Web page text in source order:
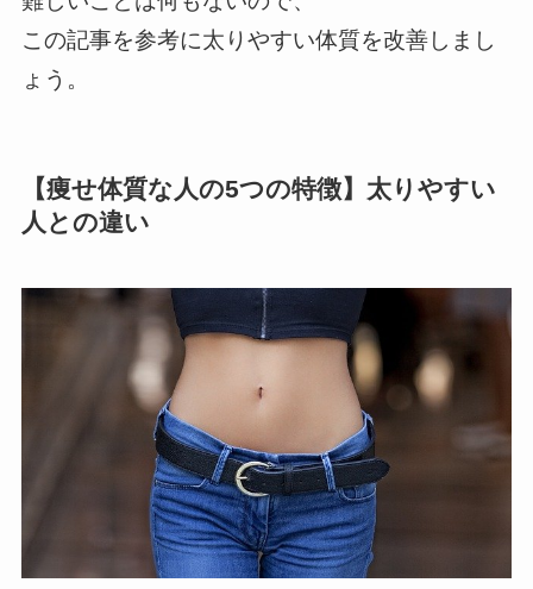
この記事を参考に太りやすい体質を改善しまし
ょう。
【痩せ体質な人の5つの特徴】太りやすい
人との違い